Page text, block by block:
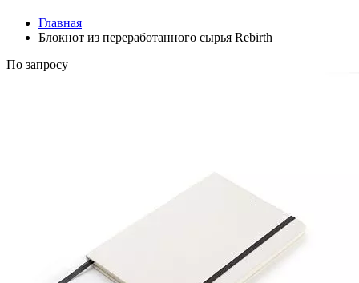
Главная
Блокнот из переработанного сырья Rebirth
По запросу